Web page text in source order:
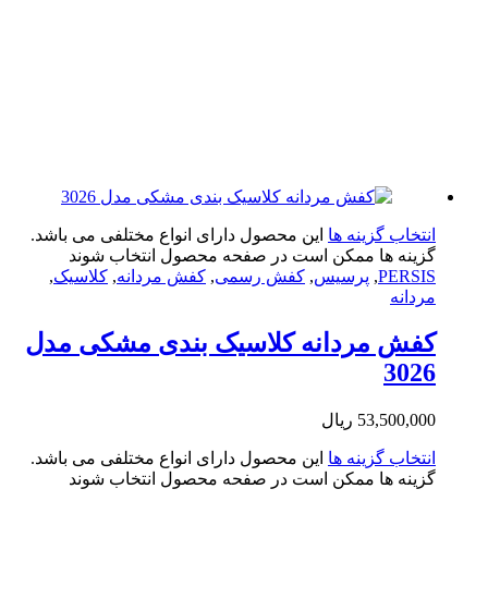
گزینه ها این محصول دارای انواع مختلفی می باشد.
ها ممکن است در صفحه محصول انتخاب شوند
پرسیس, کفش رسمی, کفش مردانه, کلاسیک,
مردانه کلاسیک بندی مشکی مدل
ریال
گزینه ها این محصول دارای انواع مختلفی می باشد.
ها ممکن است در صفحه محصول انتخاب شوند